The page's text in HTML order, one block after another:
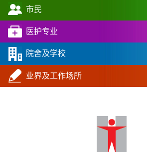
市民
医护专业
院舍及学校
业界及工作场所